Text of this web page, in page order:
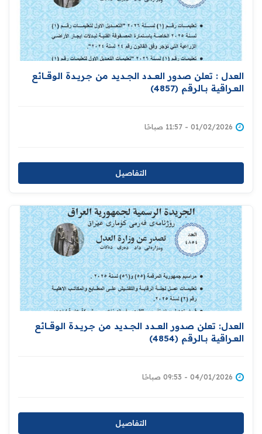
العدل : تعلن صدور العــــدد الجـــديد من جـريــدة ‏الوقــــائع
العــراقية بــالرقم (4857)‏
01/02/2026 - 11:57 صباحًا
التفاصيل
العدل: تعلن صدور العــــدد الجـــديد من جـريــدة ‏الوقــــائع
العــراقية بــالرقم (4854)‏
04/01/2026 - 09:53 صباحًا
التفاصيل